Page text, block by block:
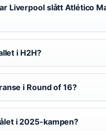
Liverpool slått Atlético
i H2H?
i Round of 16?
i 2025-kampen?